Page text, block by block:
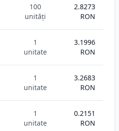
100
unități
2.8273
RON
1
unitate
3.1996
RON
1
unitate
3.2683
RON
1
unitate
0.2151
RON